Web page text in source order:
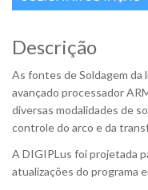
Descrição
As fontes de Soldagem da
avançado processador
diversas modalidades de
controle do arco e da
A DIGIPLus foi projetada
atualizações do programa